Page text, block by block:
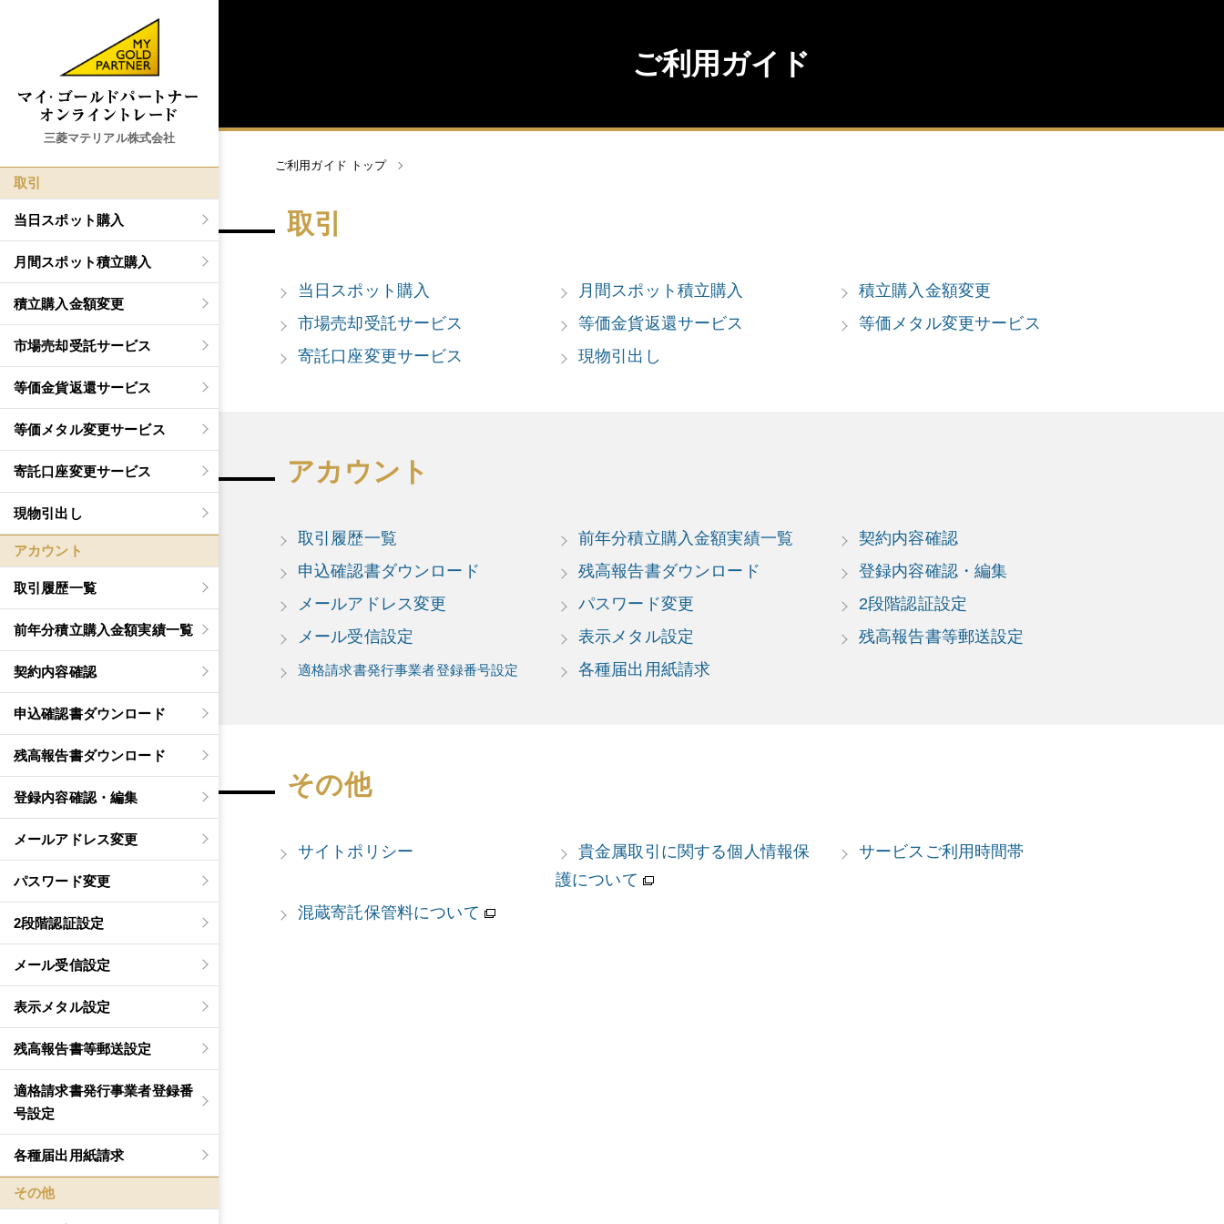
三菱マテリアル株式会社
取引
当日スポット購入
月間スポット積立購入
積立購入金額変更
市場売却受託サービス
等価金貨返還サービス
等価メタル変更サービス
寄託口座変更サービス
現物引出し
アカウント
取引履歴一覧
前年分積立購入金額実績一覧
契約内容確認
申込確認書ダウンロード
残高報告書ダウンロード
登録内容確認・編集
メールアドレス変更
パスワード変更
2段階認証設定
メール受信設定
表示メタル設定
残高報告書等郵送設定
適格請求書発行事業者登録番
号設定
各種届出用紙請求
その他
ご利用ガイド
ご利用ガイド トップ
取引
当日スポット購入 月間スポット積立購入
積立購入金額変更
市場売却受託サービス
等価金貨返還サービス
等価メタル変更サービス
寄託口座変更サービス
現物引出し
アカウント
取引履歴一覧 前年分積立購入金額実績一覧
契約内容確認
申込確認書ダウンロード
残高報告書ダウンロード
登録内容確認・編集
メールアドレス変更
パスワード変更
2段階認証設定
メール受信設定
表示メタル設定 残高報告書等郵送設定
適格請求書発行事業者登録番号設定 各種届出用紙請求
その他
サイトポリシー
貴金属取引に関する個人情報保
護について
サービスご利用時間帯
混蔵寄託保管料について